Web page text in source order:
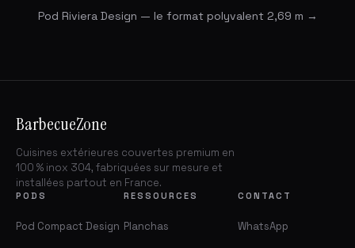
Pod Riviera Design — le format polyvalent 2,69 m →
BarbecueZone
Cuisines extérieures couvertes premium en
100 % inox 304, fabriquées sur mesure et
installées partout en France.
PODS
Pod Compact Design
RESSOURCES
Planchas
CONTACT
WhatsApp